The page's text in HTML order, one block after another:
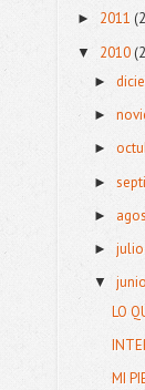
► 2011
▼ 2010
►
►
►
►
►
►julio
▼junio
LO
MI